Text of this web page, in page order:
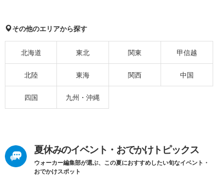
その他のエリアから探す
北海道 東北 関東 甲信越
北陸 東海 関西 中国
四国 九州・沖縄
夏休みのイベント・おでかけトピックス
ウォーカー編集部が選ぶ、この夏におすすめしたい旬なイベント・
おでかけスポット